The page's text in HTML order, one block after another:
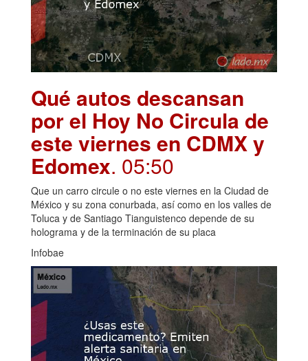
Qué autos descansan
por el Hoy No Circula de
este viernes en CDMX y
Edomex. 05:50
Que un carro circule o no este viernes en la Ciudad de
México y su zona conurbada, así como en los valles de
Toluca y de Santiago Tianguistenco depende de su
holograma y de la terminación de su placa
Infobae